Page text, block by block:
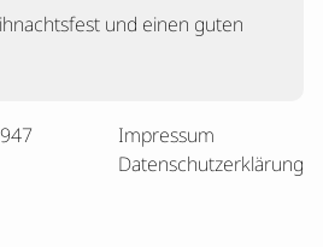
und einen guten
Impressum
Datenschutzerklärung